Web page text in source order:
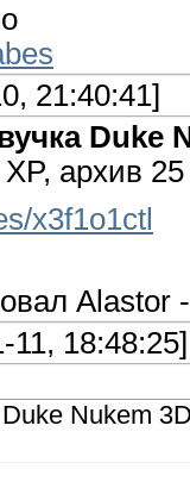
21:40:41]
Duke
архив 25
x3f1o1ctl
Alastor
11, 18:48:25]
Duke Nukem